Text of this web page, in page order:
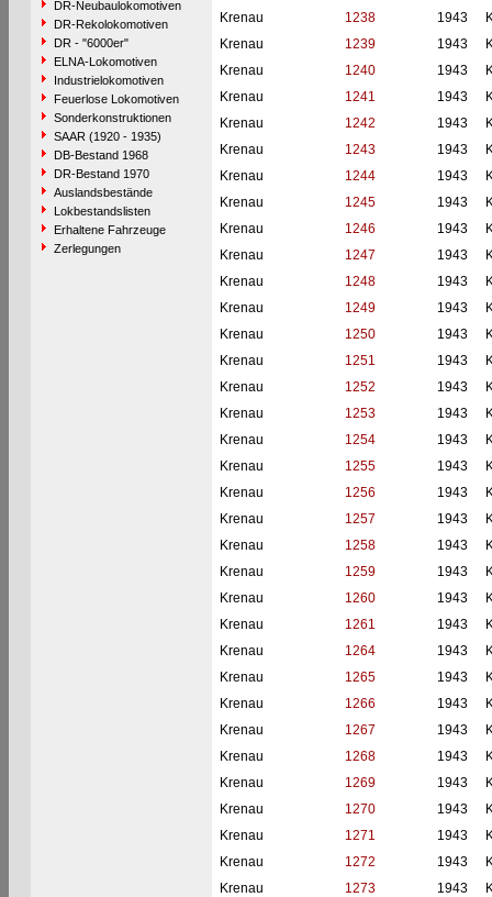
DR-Neubaulokomotiven
DR-Rekolokomotiven
DR - "6000er"
ELNA-Lokomotiven
Industrielokomotiven
Feuerlose Lokomotiven
Sonderkonstruktionen
SAAR (1920 - 1935)
DB-Bestand 1968
DR-Bestand 1970
Auslandsbestände
Lokbestandslisten
Erhaltene Fahrzeuge
Zerlegungen
Krenau 1238 1943
Krenau
1239 1943
Krenau
1240 1943
Krenau
1241 1943
Krenau
1242 1943
Krenau
1243 1943
Krenau
1244 1943
Krenau
1245 1943
Krenau
1246 1943
Krenau
1247 1943
Krenau
1248 1943
Krenau
1249 1943
Krenau
1250 1943
Krenau
1251 1943
Krenau
1252 1943
Krenau
1253 1943
Krenau
1254 1943
Krenau
1255 1943
Krenau
1256 1943
Krenau
1257 1943
Krenau
1258 1943
Krenau
1259 1943
Krenau
1260 1943
Krenau
1261 1943
Krenau
1264 1943
Krenau
1265 1943
Krenau
1266 1943
Krenau
1267 1943
Krenau
1268 1943
Krenau
1269 1943
Krenau
1270 1943
Krenau
1271 1943
Krenau
1272 1943
Krenau
1273 1943